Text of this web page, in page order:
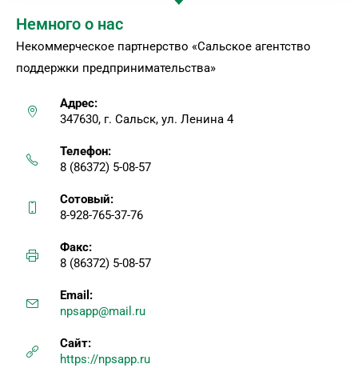
Немного о нас
Некоммерческое партнерство «Сальское агентство
поддержки предпринимательства»
Адрес:
347630, г. Сальск, ул. Ленина 4
Телефон:
8 (86372) 5-08-57
Сотовый:
8-928-765-37-76
Факс:
8 (86372) 5-08-57
Email:
npsapp@mail.ru
Сайт:
https://npsapp.ru